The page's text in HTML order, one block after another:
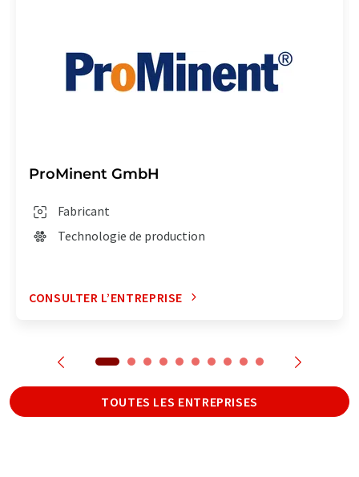
ProMinent GmbH
Fabricant
Technologie de production
CONSULTER L’ENTREPRISE
TOUTES LES ENTREPRISES